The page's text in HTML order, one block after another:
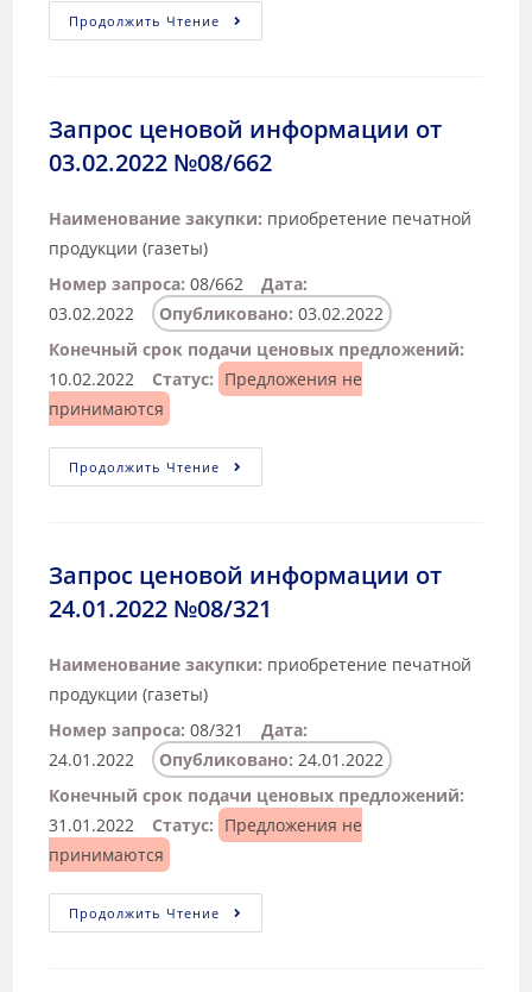
Продолжить Чтение
Запрос ценовой информации от
03.02.2022 №08/662
Наименование закупки: приобретение печатной
продукции (газеты)
Номер запроса: 08/662
Дата:
03.02.2022
Опубликовано: 03.02.2022
Конечный срок подачи ценовых предложений:
10.02.2022
Статус: Предложения не
принимаются
Продолжить Чтение
Запрос ценовой информации от
24.01.2022 №08/321
Наименование закупки: приобретение печатной
продукции (газеты)
Номер запроса: 08/321
Дата:
24.01.2022
Опубликовано: 24.01.2022
Конечный срок подачи ценовых предложений:
31.01.2022
Статус: Предложения не
принимаются
Продолжить Чтение